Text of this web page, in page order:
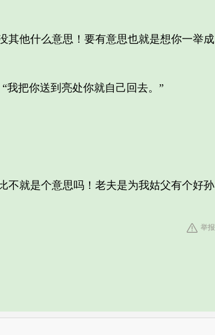
他什么意思！要有意思也就是想你一举成
把你送到亮处你就自己回去。”
就是个意思吗！老夫是为我姑父有个好孙
举报